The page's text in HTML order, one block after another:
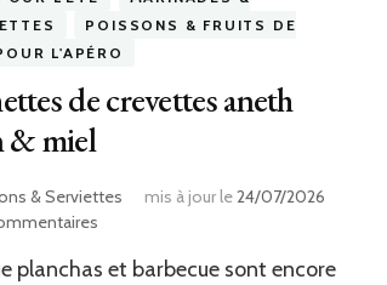
POISSONS & FRUITS DE
L'APÉRO
de crevettes aneth
& miel
& Serviettes mis à jour le24/07/2026
de
planchas et barbecue sont encore